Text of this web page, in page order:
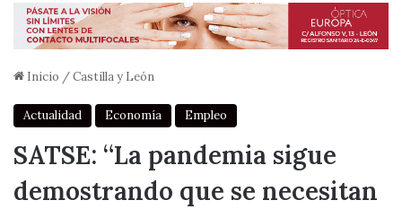
Inicio /Castilla y León
Actualidad Economía Empleo
SATSE: “La pandemia sigue
demostrando que se necesitan